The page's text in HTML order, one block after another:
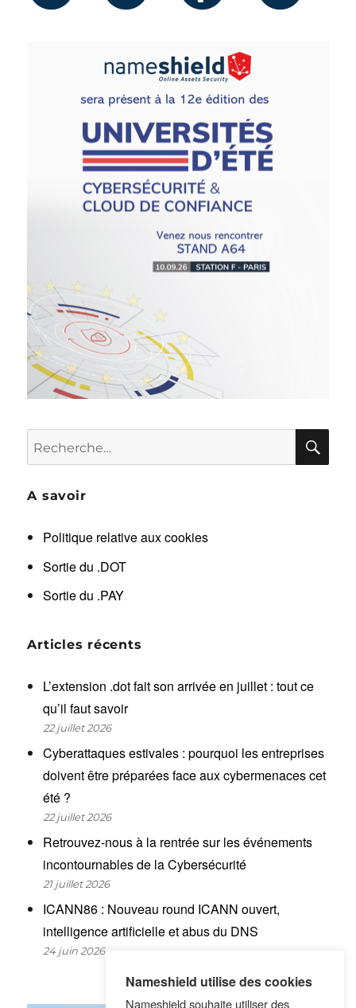
Recherche
pour :
A savoir
Politique relative aux cookies
Sortie du .DOT
Sortie du .PAY
Articles récents
L’extension .dot fait son arrivée en juillet : tout ce
qu’il faut savoir
22 juillet 2026
Cyberattaques estivales : pourquoi les entreprises
doivent être préparées face aux cybermenaces cet
été ?
22 juillet 2026
Retrouvez-nous à la rentrée sur les événements
incontournables de la Cybersécurité
21 juillet 2026
ICANN86 : Nouveau round ICANN ouvert,
intelligence artificielle et abus du DNS
24 juin 2026
Nameshield utilise des cookies
Nameshield souhaite utiliser des